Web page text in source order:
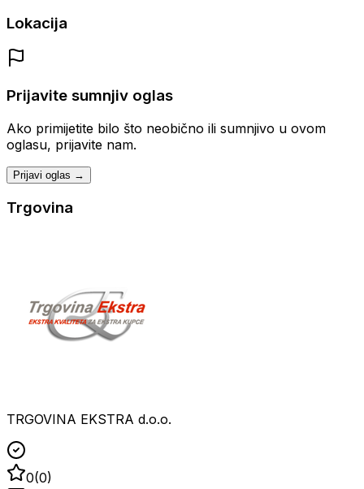
Lokacija
Prijavite sumnjiv oglas
Ako primijetite bilo što neobično ili sumnjivo u ovom
oglasu, prijavite nam.
Prijavi oglas →
Trgovina
TRGOVINA EKSTRA d.o.o.
0(0)